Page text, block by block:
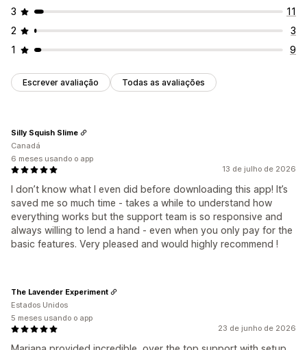
3
11
2
3
1
9
Escrever avaliação Todas as avaliações
13 de julho de 2026
I don’t know what I even did before downloading this app! It’s
saved me so much time - takes a while to understand how
everything works but the support team is so responsive and
always willing to lend a hand - even when you only pay for the
basic features. Very pleased and would highly recommend !
Silly Squish Slime
Canadá
6 meses usando o app
23 de junho de 2026
The Lavender Experiment
Estados Unidos
5 meses usando o app